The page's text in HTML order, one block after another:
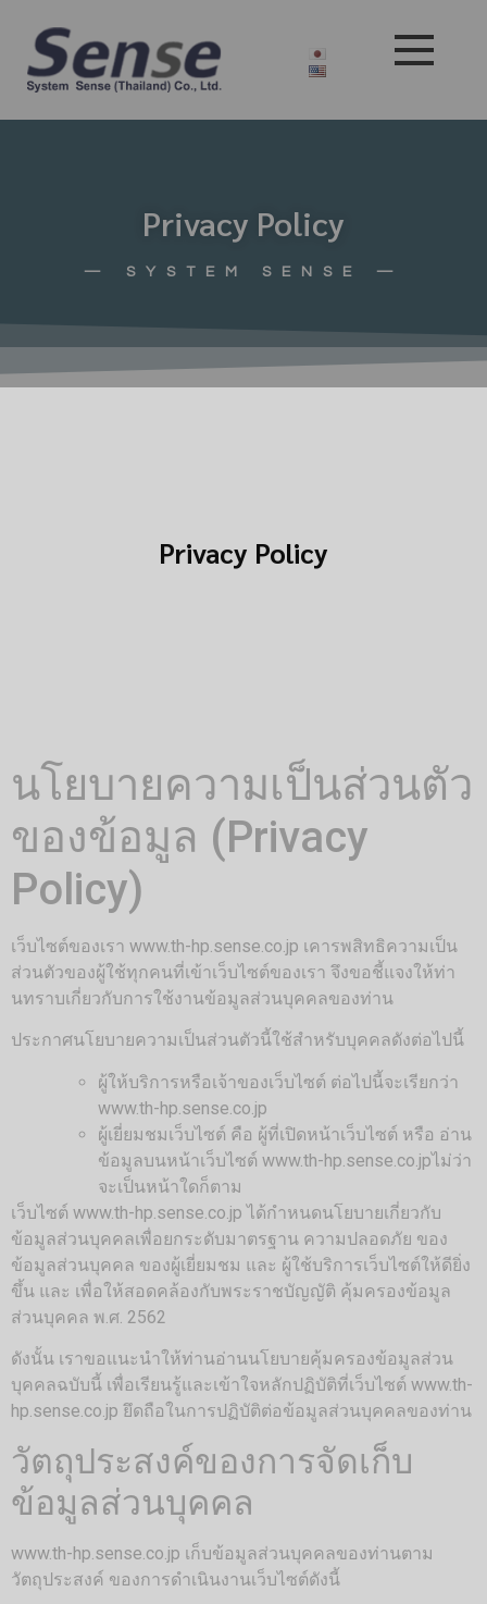
Privacy Policy
— SYSTEM SENSE —
Privacy Policy
นโยบายความเป็นส่วนตัว
ของข้อมูล (Privacy
Policy)
เว็บไซต์ของเรา www.th-hp.sense.co.jp เคารพสิทธิความเป็น
ส่วนตัวของผู้ใช้ทุกคนที่เข้าเว็บไซต์ของเรา จึงขอชี้แจงให้ท่า
นทราบเกี่ยวกับการใช้งานข้อมูลส่วนบุคคลของท่าน
ประกาศนโยบายความเป็นส่วนตัวนี้ใช้สำหรับบุคคลดังต่อไปนี้
ผู้ให้บริการหรือเจ้าของเว็บไซต์ ต่อไปนี้จะเรียกว่า
www.th-hp.sense.co.jp
ผู้เยี่ยมชมเว็บไซต์ คือ ผู้ที่เปิดหน้าเว็บไซต์ หรือ อ่าน
ข้อมูลบนหน้าเว็บไซต์ www.th-hp.sense.co.jpไม่ว่า
จะเป็นหน้าใดก็ตาม
เว็บไซต์ www.th-hp.sense.co.jp ได้กำหนดนโยบายเกี่ยวกับ
ข้อมูลส่วนบุคคลเพื่อยกระดับมาตรฐาน ความปลอดภัย ของ
ข้อมูลส่วนบุคคล ของผู้เยี่ยมชม และ ผู้ใช้บริการเว็บไซต์ให้ดียิ่ง
ขึ้น และ เพื่อให้สอดคล้องกับพระราชบัญญัติ คุ้มครองข้อมูล
ส่วนบุคคล พ.ศ. 2562
ดังนั้น เราขอแนะนำให้ท่านอ่านนโยบายคุ้มครองข้อมูลส่วน
บุคคลฉบับนี้ เพื่อเรียนรู้และเข้าใจหลักปฏิบัติที่เว็บไซต์ www.th-
hp.sense.co.jp ยึดถือในการปฏิบัติต่อข้อมูลส่วนบุคคลของท่าน
วัตถุประสงค์ของการจัดเก็บ
ข้อมูลส่วนบุคคล
www.th-hp.sense.co.jp เก็บข้อมูลส่วนบุคคลของท่านตาม
วัตถุประสงค์ ของการดำเนินงานเว็บไซต์ดังนี้